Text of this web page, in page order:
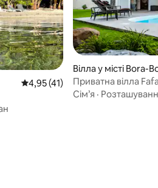
Середня оцінка: 4,95 з 5,
4,95 (41)
Вілла у місті Bora-
Приватна вілла
Бора-Бора
Сім’я ·